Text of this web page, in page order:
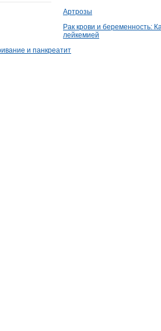
Артрозы
Рак крови и беременность:
лейкемией
и панкреатит